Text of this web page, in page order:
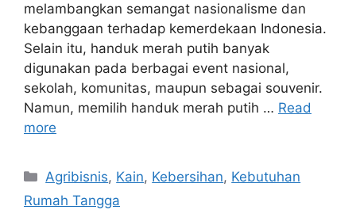
melambangkan semangat nasionalisme dan
kebanggaan terhadap kemerdekaan Indonesia.
Selain itu, handuk merah putih banyak
digunakan pada berbagai event nasional,
sekolah, komunitas, maupun sebagai souvenir.
Namun, memilih handuk merah putih … Read
more
Categories
Agribisnis, Kain, Kebersihan, Kebutuhan
Rumah Tangga